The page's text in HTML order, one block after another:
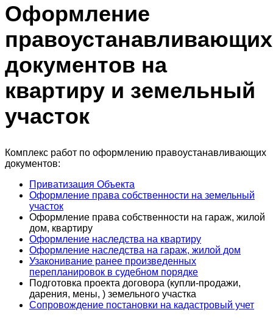
Оформление
правоустанавливающих
документов на
квартиру и земельный
участок
Комплекс работ по оформлению правоустанавливающих
документов:
Приватизация Объекта
Оформление права собственности на земельный
участок
Оформление права собственности на гараж, жилой
дом, квартиру
Оформление наследства на квартиру
Оформление наследства на гараж, жилой дом
Узаконивание ранее произведенных
перепланировок в судебном порядке
Подготовка проекта договора (купли-продажи,
дарения, мены, ) земельного участка
Сопровождение постановки на кадастровый учет